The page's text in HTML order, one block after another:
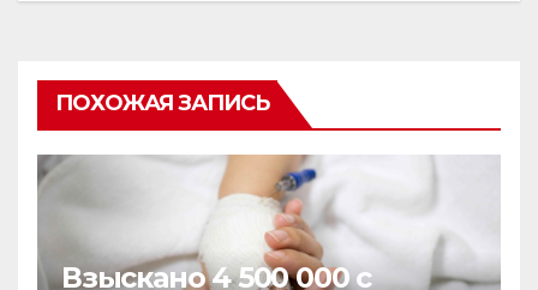
ПОХОЖАЯ ЗАПИСЬ
Взыскано 4 500 000 с